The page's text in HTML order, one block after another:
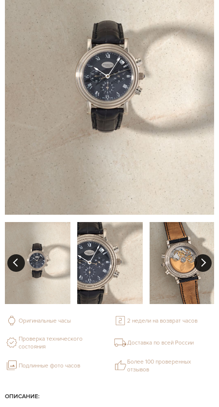
ОПИСАНИЕ:
Оригинальные часы 2 недели на возврат часов
Проверка технического
состояния
Доставка по всей России
Подлинные фото часов
Более 100 проверенных
отзывов